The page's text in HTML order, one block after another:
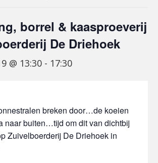
borrel & kaasproeverij
De Driehoek
@ 13:30 - 17:30
breken door…de koeien
naar buiten…tijd om dit van dichtbij
Zuivelboerderij De Driehoek in